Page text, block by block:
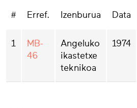
# Erref. Izenburua Data
1
MB-
46
Angeluko
ikastetxe
teknikoa
1974